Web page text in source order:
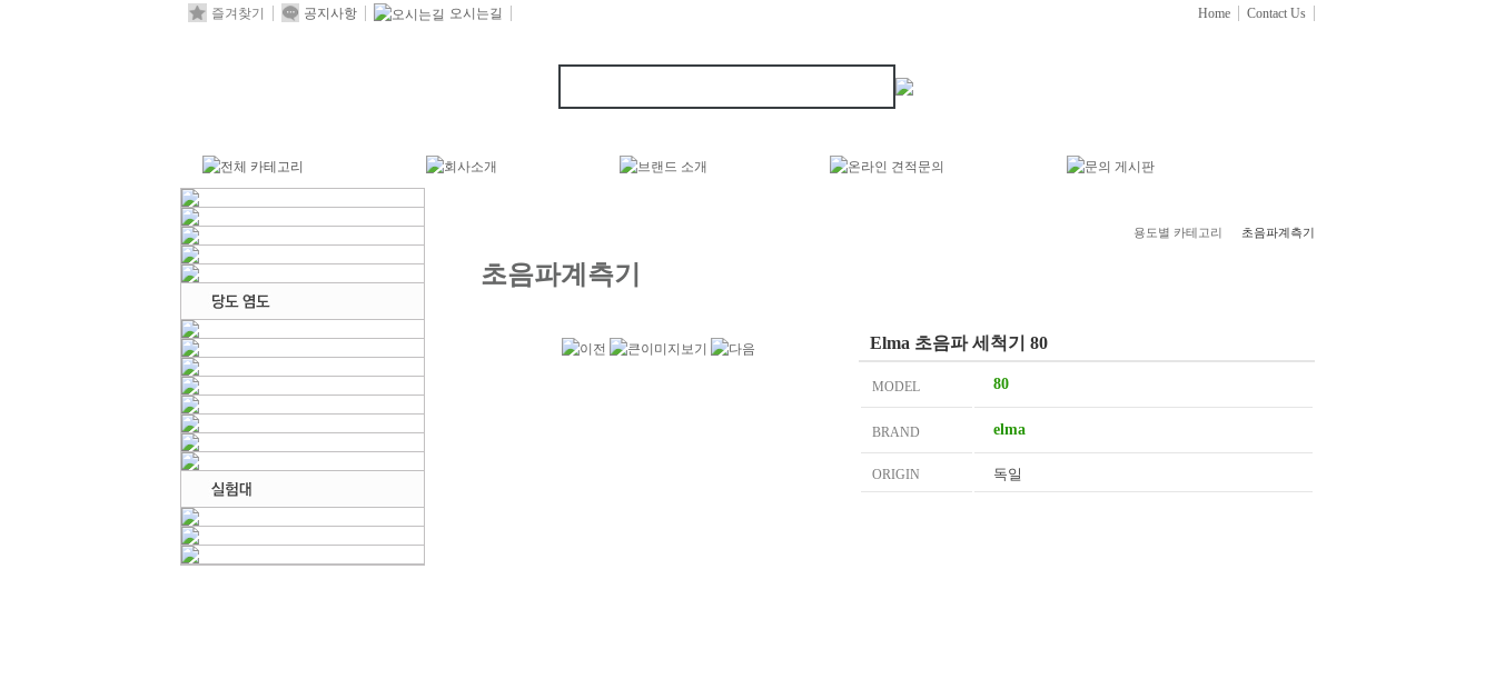
즐겨찾기 공지사항 오시는길 Home Contact Us
초음파계측기
용도별 카테고리 초음파계측기
Elma 초음파 세척기 80
MODEL
BRAND
ORIGIN 독일